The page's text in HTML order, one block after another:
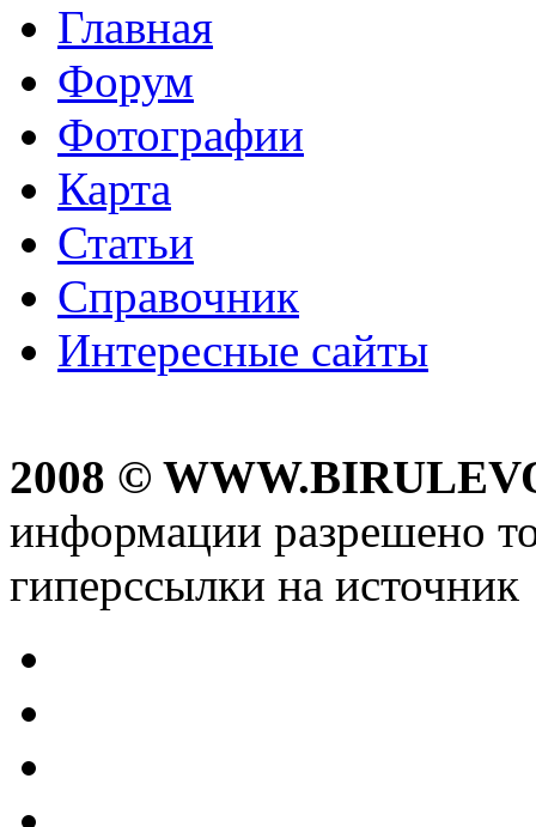
Главная
Форум
Фотографии
Карта
Статьи
Справочник
Интересные сайты
2008 ©
информации разрешено
гиперссылки на источник